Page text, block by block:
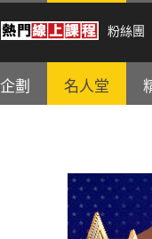
粉絲團
劃 名人堂